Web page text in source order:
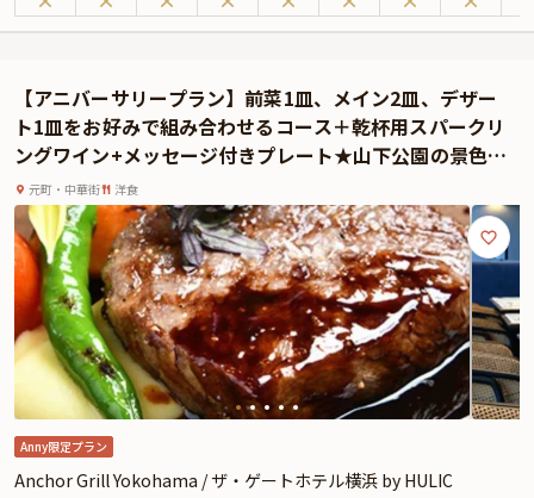
花束の種類や色味なども事前にご相談いただけます。人目を気にせず過ごせる
完全貸切の空間だからこそ、これまでの感謝やこれからの未来への想いを、ゆ
っくりと言葉にすることができます。
プロポーズはもちろん、再誓約や結婚記念日、ふたりだけの小さな結婚式な
ど、人生の節目を祝う特別な一日にもおすすめです。
【アニバーサリープラン】前菜1皿、メイン2皿、デザー
ト1皿をお好みで組み合わせるコース＋乾杯用スパークリ
ングワイン+メッセージ付きプレート★山下公園の景色と
共に祝うロマンティックな記念日
元町・中華街 洋食
Anny限定プラン
Anchor Grill Yokohama / ザ・ゲートホテル横浜 by HULIC